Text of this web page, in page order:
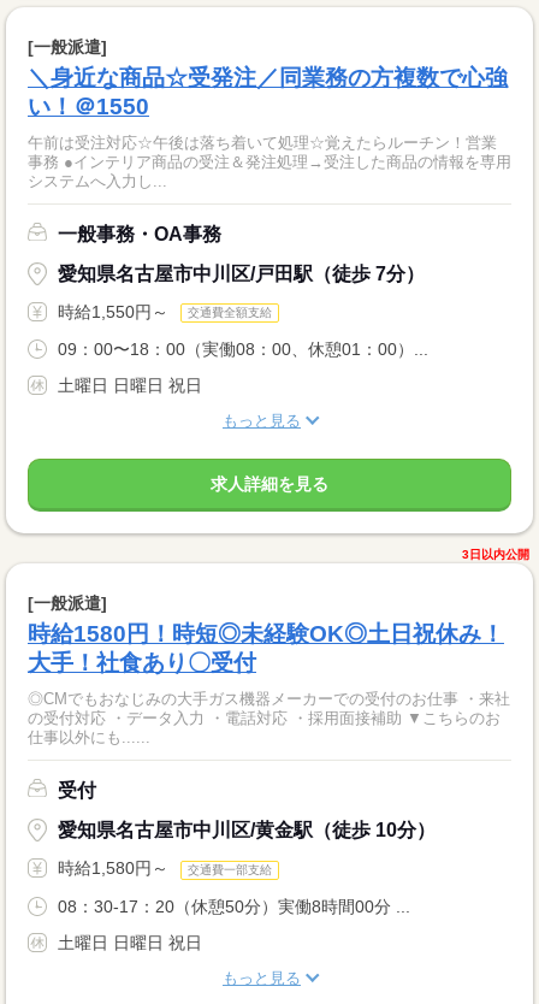
[一般派遣]
＼身近な商品☆受発注／同業務の方複数で心強
い！＠1550
午前は受注対応☆午後は落ち着いて処理☆覚えたらルーチン！営業
事務 ●インテリア商品の受注＆発注処理→受注した商品の情報を専用
システムへ入力し...
一般事務・OA事務
愛知県名古屋市中川区/戸田駅（徒歩 7分）
時給1,550円～ 交通費全額支給
09：00〜18：00（実働08：00、休憩01：00）...
土曜日 日曜日 祝日
もっと見る
求人詳細を見る
3日以内公開
[一般派遣]
時給1580円！時短◎未経験OK◎土日祝休み！
大手！社食あり〇受付
◎CMでもおなじみの大手ガス機器メーカーでの受付のお仕事 ・来社
の受付対応 ・データ入力 ・電話対応 ・採用面接補助 ▼こちらのお
仕事以外にも......
受付
愛知県名古屋市中川区/黄金駅（徒歩 10分）
時給1,580円～ 交通費一部支給
08：30-17：20（休憩50分）実働8時間00分 ...
土曜日 日曜日 祝日
もっと見る